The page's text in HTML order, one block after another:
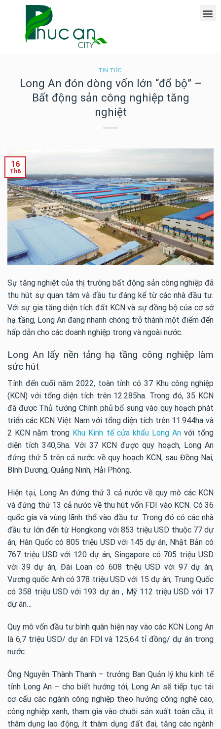
TIN TỨC
Long An đón dòng vốn lớn “đổ bộ” –
Bất động sản công nghiệp tăng
nghiệt
16
Th6
Sự tăng nghiệt của thị trường bất động sản công nghiệp đã
thu hút sự quan tâm và đầu tư đáng kể từ các nhà đầu tư.
Với sự gia tăng diện tích đất KCN và sự đồng bộ của cơ sở
hạ tầng, Long An đang nhanh chóng trở thành một điểm đến
hấp dẫn cho các doanh nghiệp trong và ngoài nước.
Long An lấy nền tảng hạ tầng công nghiệp làm
sức hút
Tính đến cuối năm 2022, toàn tỉnh có 37 Khu công nghiệp
(KCN) với tổng diện tích trên 12.285ha. Trong đó, 35 KCN
đã được Thủ tướng Chính phủ bổ sung vào quy hoạch phát
triển các KCN Việt Nam với tổng diện tích trên 11.944ha và
2 KCN nằm trong Khu Kinh tế cửa khẩu Long Anvới tổng
diện tích 340,5ha. Với 37 KCN được quy hoạch, Long An
đứng thứ 5 trên cả nước về quy hoạch KCN, sau Đồng Nai,
Bình Dương, Quảng Ninh, Hải Phòng.
Hiện tại, Long An đứng thứ 3 cả nước về quy mô các KCN
và đứng thứ 13 cả nước về thu hút vốn FDI vào KCN. Có 36
quốc gia và vùng lãnh thổ vào đầu tư. Trong đó có các nhà
đầu tư lớn đến từ Hongkong với 853 triệu USD thuộc 77 dự
án, Hàn Quốc có 805 triệu USD với 145 dự án, Nhật Bản có
767 triệu USD với 120 dự án, Singapore có 705 triệu USD
với 39 dự án, Đài Loan có 608 triệu USD với 97 dự án,
Vương quốc Anh có 378 triệu USD với 15 dự án, Trung Quốc
có 358 triệu USD với 193 dự án , Mỹ 112 triệu USD với 17
dự án…
Quy mô vốn đầu tư bình quân hiện nay vào các KCN Long An
là 6,7 triệu USD/ dự án FDI và 125,64 tỉ đồng/ dự án trong
nước.
Ông Nguyễn Thành Thanh – trưởng Ban Quản lý khu kinh tế
tỉnh Long An – cho biết hướng tới, Long An sẽ tiếp tục tái
cơ cấu các ngành công nghiệp theo hướng công nghệ cao,
công nghiệp xanh, tham gia vào chuỗi sản xuất toàn cầu, ít
thâm dụng lao động, ít thâm dụng đất đai, tăng các ngành